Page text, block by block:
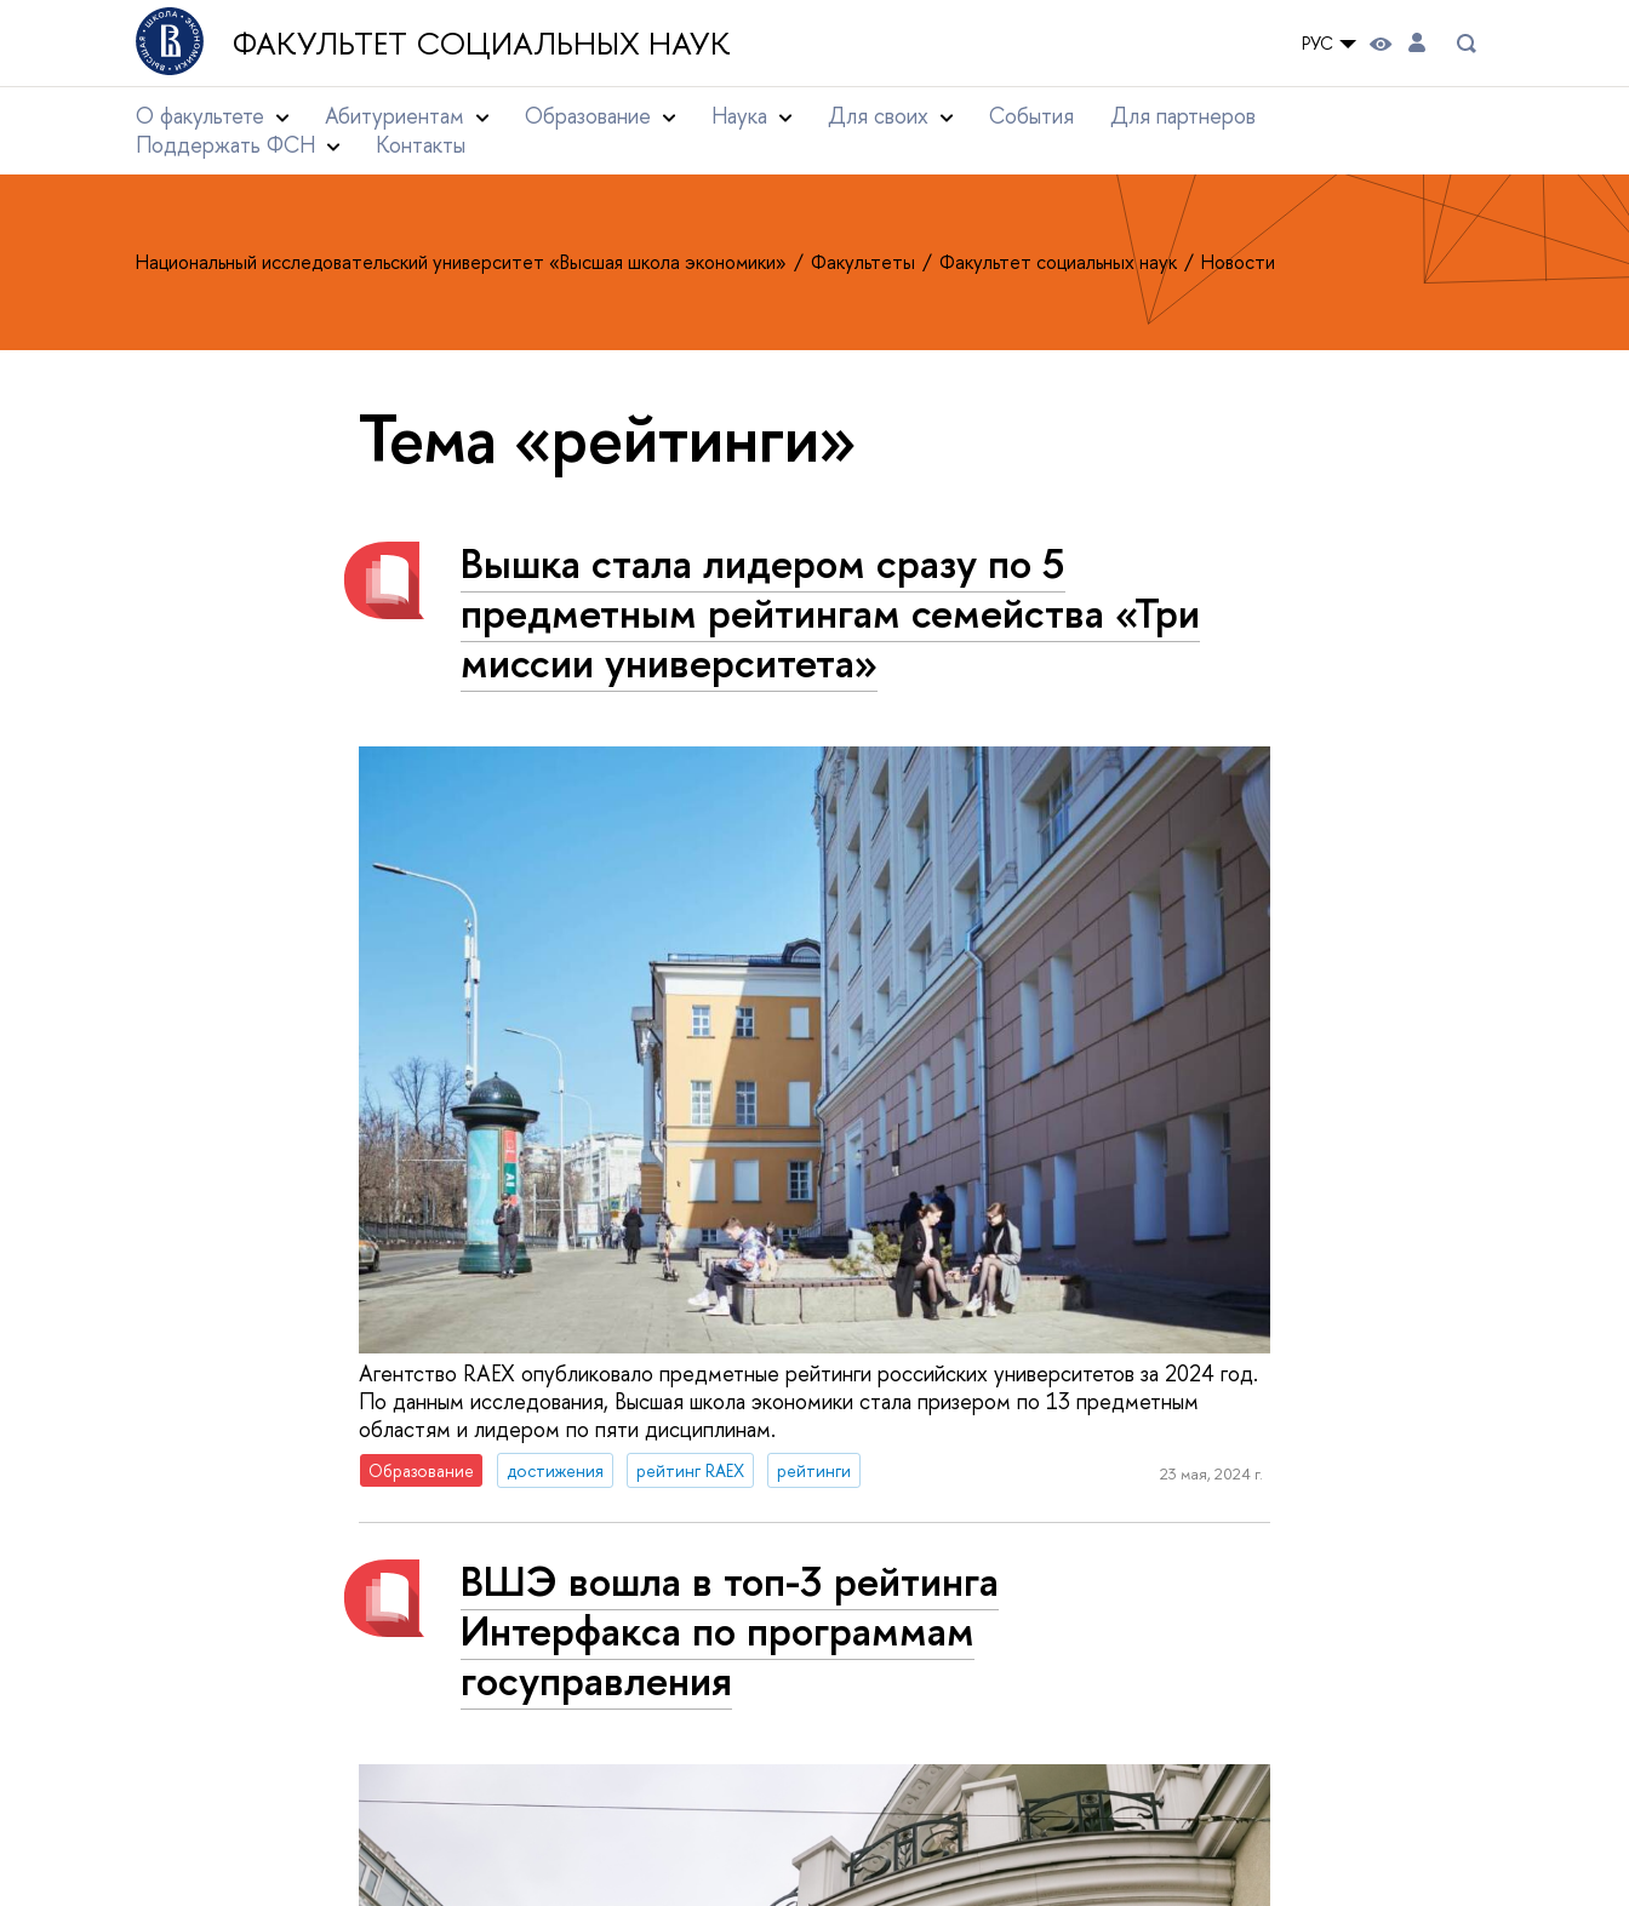
ФАКУЛЬТЕТ СОЦИАЛЬНЫХ НАУК РУС
О факультете Абитуриентам Образование Наука Для своих События
Для партнеров
Поддержать ФСН
Контакты
Национальный исследовательский университет «Высшая школа экономики» Факультеты Факультет социальных наук Новости
Тема «рейтинги»
Вышка стала лидером сразу по 5
предметным рейтингам семейства «Три
миссии университета»
Агентство RAEX опубликовало предметные рейтинги российских университетов за 2024 год.
По данным исследования, Высшая школа экономики стала призером по 13 предметным
областям и лидером по пяти дисциплинам.
Образование достижения рейтинг RAEX рейтинги 23 мая, 2024 г.
ВШЭ вошла в топ-3 рейтинга
Интерфакса по программам
госуправления